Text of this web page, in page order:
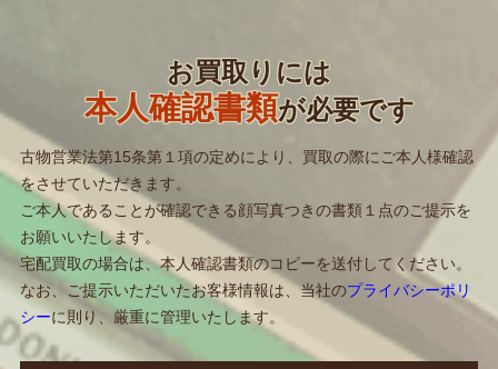
お買取りには
本人確認書類が必要です
古物営業法第15条第１項の定めにより、買取の際にご本人様確認
をさせていただきます。
ご本人であることが確認できる顔写真つきの書類１点のご提示を
お願いいたします。
宅配買取の場合は、本人確認書類のコピーを送付してください。
なお、ご提示いただいたお客様情報は、当社のプライバシーポリ
シーに則り、厳重に管理いたします。